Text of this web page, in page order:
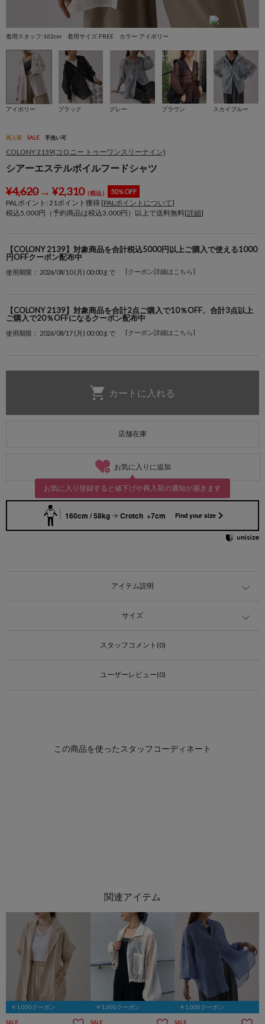
着用スタッフ:162cm 着用サイズ:FREE カラー:アイボリー
アイボリー ブラック グレー ブラウン スカイブルー
再入荷 SALE 手洗い可
COLONY 2139(コロニー トゥーワンスリーナイン)
シアーエステルボイルフードシャツ
¥4,620→ ¥2,310（税込） 50％OFF
PALポイント: 21ポイント獲得 [PALポイントについて]
税込5,000円（予約商品は税込3,000円）以上で送料無料[詳細]
【COLONY 2139】対象商品を合計税込5000円以上ご購入で使える1000
円OFFクーポン配布中
使用期限： 2026/08/10 (月) 00:00まで [クーポン詳細はこちら]
【COLONY 2139】対象商品を合計2点ご購入で10％OFF、合計3点以上
ご購入で20％OFFになるクーポン配布中
使用期限： 2026/08/17 (月) 00:00まで [クーポン詳細はこちら]
店舗在庫
お気に入りに追加
お気に入り登録すると値下げや再入荷の通知が届きます
160cm / 58kg Crotch +7cm Find your size
アイテム説明
サイズ
スタッフコメント(0)
ユーザーレビュー(0)
￥1,000クーポン ￥1,000クーポン ￥1,000クーポン